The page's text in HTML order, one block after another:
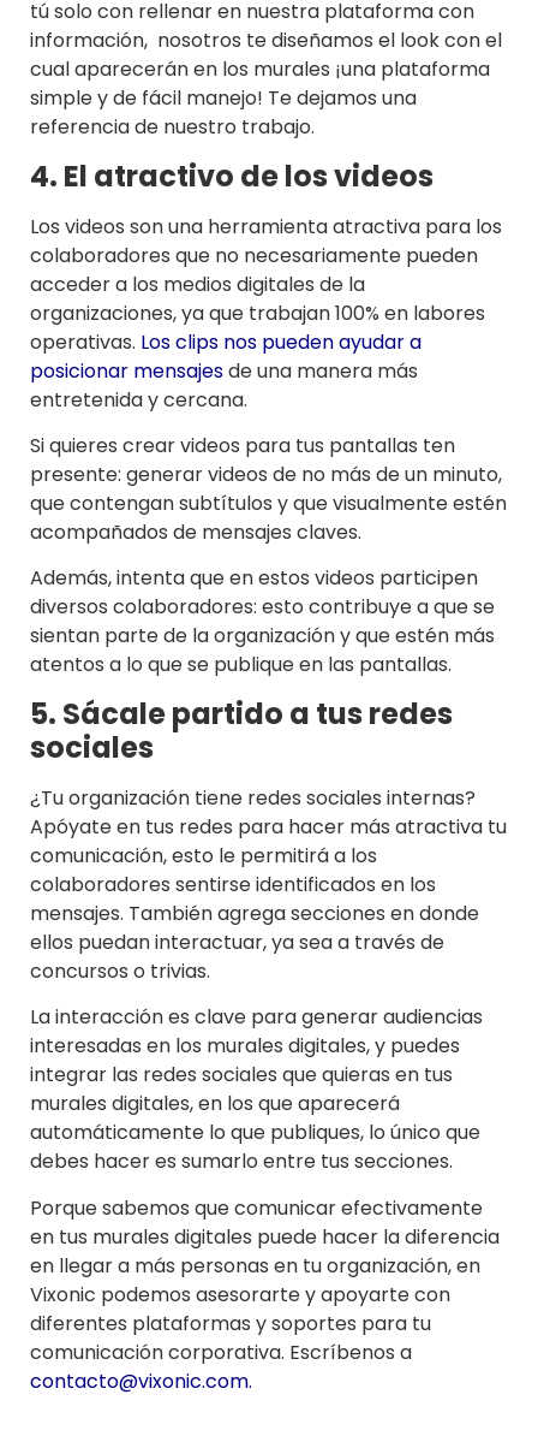
tú solo con rellenar en nuestra plataforma con
información, nosotros te diseñamos el look con el
cual aparecerán en los murales ¡una plataforma
simple y de fácil manejo! Te dejamos una
referencia de nuestro trabajo.
4. El atractivo de los videos
Los videos son una herramienta atractiva para los
colaboradores que no necesariamente pueden
acceder a los medios digitales de la
organizaciones, ya que trabajan 100% en labores
operativas. Los clips nos pueden ayudar a
posicionar mensajesde una manera más
entretenida y cercana.
Si quieres crear videos para tus pantallas ten
presente: generar videos de no más de un minuto,
que contengan subtítulos y que visualmente estén
acompañados de mensajes claves.
Además, intenta que en estos videos participen
diversos colaboradores: esto contribuye a que se
sientan parte de la organización y que estén más
atentos a lo que se publique en las pantallas.
5. Sácale partido a tus redes
sociales
¿Tu organización tiene redes sociales internas?
Apóyate en tus redes para hacer más atractiva tu
comunicación, esto le permitirá a los
colaboradores sentirse identificados en los
mensajes. También agrega secciones en donde
ellos puedan interactuar, ya sea a través de
concursos o trivias.
La interacción es clave para generar audiencias
interesadas en los murales digitales, y puedes
integrar las redes sociales que quieras en tus
murales digitales, en los que aparecerá
automáticamente lo que publiques, lo único que
debes hacer es sumarlo entre tus secciones.
Porque sabemos que comunicar efectivamente
en tus murales digitales puede hacer la diferencia
en llegar a más personas en tu organización, en
Vixonic podemos asesorarte y apoyarte con
diferentes plataformas y soportes para tu
comunicación corporativa. Escríbenos a
contacto@vixonic.com.